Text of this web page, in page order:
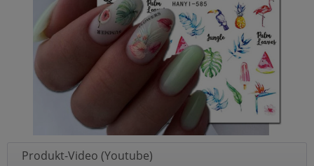
Produkt-Video (Youtube)